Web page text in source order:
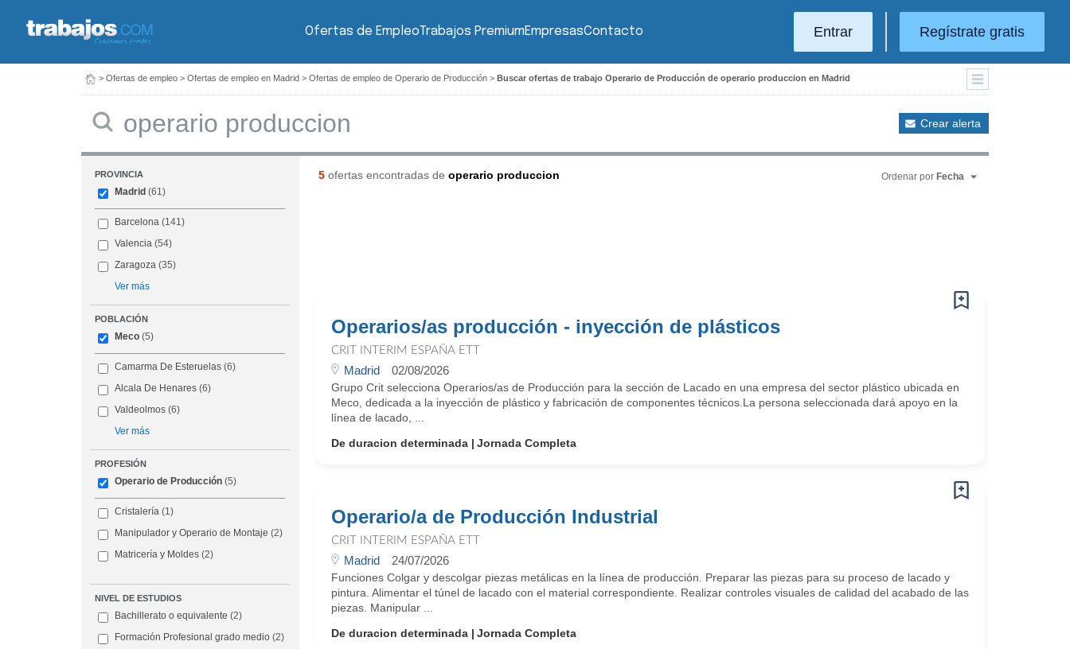
Ofertas de EmpleoTrabajos PremiumEmpresasContacto Entrar Regístrate gratis
> Ofertas de empleo > Ofertas de empleo en Madrid > Ofertas de empleo de Operario de Producción > Buscar ofertas de trabajo Operario de Producción de operario produccion en Madrid
Crear alerta
PROVINCIA
Madrid (61)
Barcelona (141)
Valencia (54)
Zaragoza (35)
Ver más
POBLACIÓN
Meco (5)
Camarma De Esteruelas (6)
Alcala De Henares (6)
Valdeolmos (6)
Ver más
PROFESIÓN
Operario de Producción (5)
Cristalería (1)
Manipulador y Operario de Montaje (2)
Matricería y Moldes (2)
NIVEL DE ESTUDIOS
Bachillerato o equivalente (2)
Formación Profesional grado medio (2)
5ofertas encontradas de operario produccion Ordenar por Fecha
Operarios/as producción - inyección de plásticos
CRIT INTERIM ESPAÑA ETT
Madrid 02/08/2026
Grupo Crit selecciona Operarios/as de Producción para la sección de Lacado en una empresa del sector plástico ubicada en
Meco, dedicada a la inyección de plástico y fabricación de componentes técnicos.La persona seleccionada dará apoyo en la
línea de lacado, ...
De duracion determinada
Jornada Completa
Operario/a de Producción Industrial
CRIT INTERIM ESPAÑA ETT
Madrid 24/07/2026
Funciones Colgar y descolgar piezas metálicas en la línea de producción. Preparar las piezas para su proceso de lacado y
pintura. Alimentar el túnel de lacado con el material correspondiente. Realizar controles visuales de calidad del acabado de las
piezas. Manipular ...
De duracion determinada
Jornada Completa